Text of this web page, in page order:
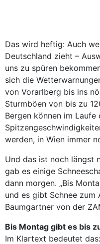
Das wird heftig: Auch
Deutschland zieht –
uns zu spüren
sich die
von Vorarlberg bis ins
Sturmböen von bis zu
Bergen können im Laufe
werden, in Wien immer
Und das ist noch längst
gab es einige
dann morgen. „Bis
und es gibt Schnee zum
Baumgartner von der
Bis Montag gibt es bis
Im Klartext bedeutet